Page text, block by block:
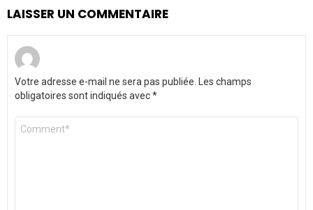
LAISSER UN COMMENTAIRE
Votre adresse e-mail ne sera pas publiée.
Les champs
obligatoires sont indiqués avec*
Commentaire